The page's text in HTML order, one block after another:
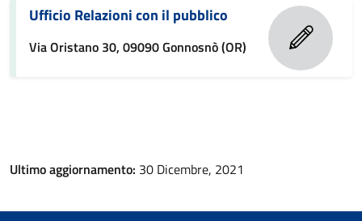
Ufficio Relazioni con il pubblico
Via Oristano 30, 09090 Gonnosnò (OR)
Ultimo aggiornamento: 30 Dicembre, 2021